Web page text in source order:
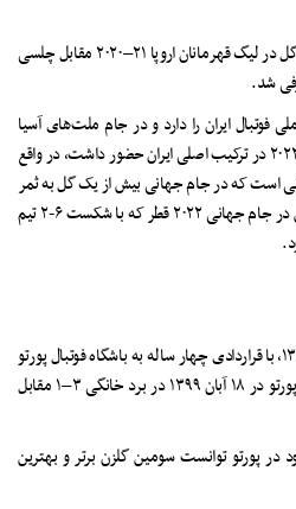
طارمی در سال ۲۰۲۱ با به ثمر رساندن گل در لیگ قهرمانان اروپا ۲۱–۲۰۲۰ مقابل چلسی
شد.
در تیم ملی فوتبال ایران را دارد و در جام ملت‌های آسیا
۲۰۱۹، جام جهانی ۲۰۱۸ و جام جهانی ۲۰۲۲ در ترکیب اصلی ایران حضور داشت، در واقع
است که در جام جهانی بیش از یک گل به ثمر
رسانده است و در بازی ایران و انگلیس در جام جهانی ۲۰۲۲ قطر که با شکست ۶-۲ تیم
مهدی طارمی در شهریور ماه سال ۱۳۹۹، با قراردادی چهار ساله به باشگاه فوتبال پورتو
پیوست و اولین گل لیگ خود را برای پورتو در ۱۸ آبان ۱۳۹۹ در برد خانگی ۳–۱ مقابل
پورتو توانست سومین گلزن برتر و بهترین